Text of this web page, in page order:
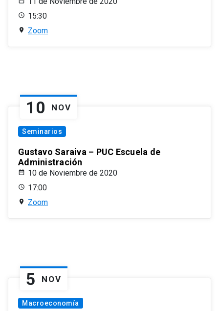
15:30
Zoom
10 NOV
Seminarios
Gustavo Saraiva – PUC Escuela de
Administración
10 de Noviembre de 2020
17:00
Zoom
5 NOV
Macroeconomía